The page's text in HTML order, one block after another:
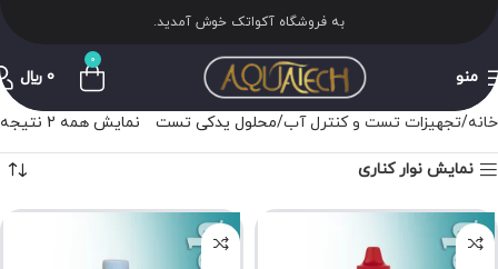
به فروشگاه آکواتک خوش آمدید.
منو
0
0 ﷼
خانه تجهیزات تست و کنترل آب محلول یدکی تست نمایش همه 2 نتیجه
نمایش نوار کناری